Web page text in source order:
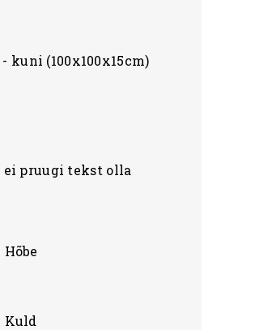
kuni (100x100x15cm)
pruugi tekst olla
Kuld